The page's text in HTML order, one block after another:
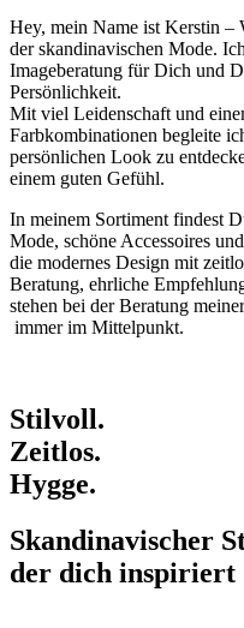
Hey, mein Name ist Kerstin
der skandinavischen Mode.
Imageberatung für Dich und
Persönlichkeit.
Mit viel Leidenschaft und
Farbkombinationen begleite
persönlichen Look zu
einem guten Gefühl.
In meinem Sortiment findest
Mode, schöne Accessoires
die modernes Design mit
Beratung, ehrliche
stehen bei der Beratung
immer im Mittelpunkt.
Stilvoll.
Zeitlos.
Hygge.
Skandinavischer
der dich inspiriert